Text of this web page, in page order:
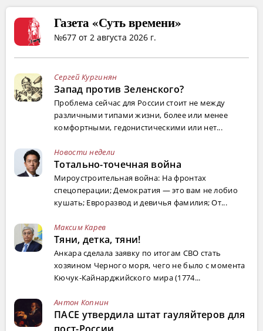
Газета «Суть времени»
№677 от 2 августа 2026 г.
Сергей Кургинян
Запад против Зеленского?
Проблема сейчас для России стоит не между
различными типами жизни, более или менее
комфортными, гедонистическими или нет...
Новости недели
Тотально-точечная война
Мироустроительная война: На фронтах
спецоперации; Демократия — это вам не лобио
кушать; Евроразвод и девичья фамилия; От...
Максим Карев
Тяни, детка, тяни!
Анкара сделала заявку по итогам СВО стать
хозяином Черного моря, чего не было с момента
Кючук-Кайнарджийского мира (1774...
Антон Копнин
ПАСЕ утвердила штат гауляйтеров для